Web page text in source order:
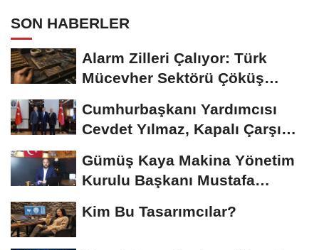
SON HABERLER
Alarm Zilleri Çalıyor: Türk
Mücevher Sektörü Çöküş
Cumhurbaşkanı Yardımcısı
Cevdet Yılmaz, Kapalı Çarşı
Gümüş Kaya Makina Yönetim
Kurulu Başkanı Mustafa
Kim Bu Tasarımcılar?